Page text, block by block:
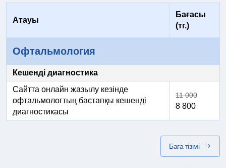
Атауы
Бағасы
(тг.)
Офтальмология
Кешенді диагностика
Сайтта онлайн жазылу кезінде
офтальмологтың бастапқы кешенді
диагностикасы
11 000
8 800
Баға тізімі